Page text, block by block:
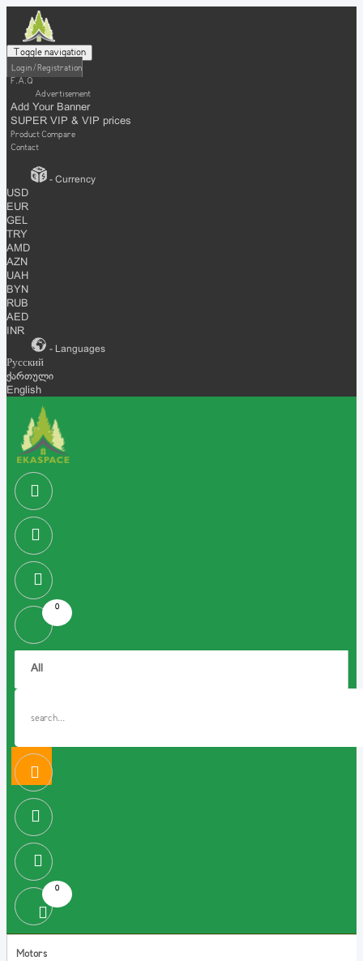
Toggle navigation
Login / Registration
F.A.Q
Advertisement
Add Your Banner
SUPER VIP & VIP prices
Product Compare
Contact
- Currency
USD
EUR
GEL
TRY
AMD
AZN
UAH
BYN
RUB
AED
INR
- Languages
Русский
ქართული
English
0
0
Motors